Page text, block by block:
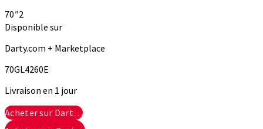
70″2
Disponible sur
Darty.com + Marketplace
70GL4260E
Livraison en 1 jour
Acheter sur Dart…